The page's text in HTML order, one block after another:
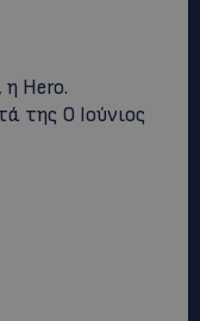
Herο.
της Ο Ιούνιος